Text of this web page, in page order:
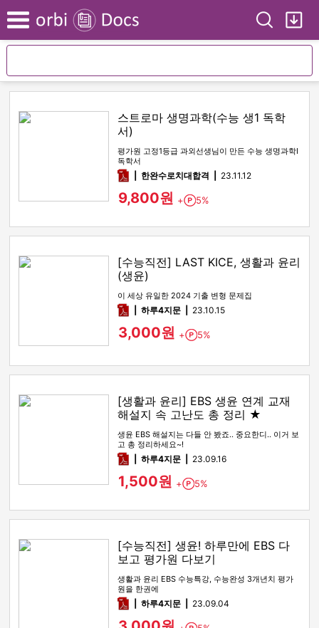
Menu Search
스트로마 생명과학(수능 생1 독학
서)
평가원 고정1등급 과외선생님이 만든 수능 생명과학I
독학서
pdf한완수로치대합격 23.11.12
9,800원 + Point
5%
[수능직전] LAST KICE, 생활과 윤리
(생윤)
이 세상 유일한 2024 기출 변형 문제집
pdf하루4지문 23.10.15
3,000원 + Point
5%
[생활과 윤리] EBS 생윤 연계 교재
해설지 속 고난도 총 정리 ★
생윤 EBS 해설지는 다들 안 봤죠.. 중요한디.. 이거 보
고 총 정리하세요~!
pdf하루4지문 23.09.16
1,500원 + Point
5%
[수능직전] 생윤! 하루만에 EBS 다
보고 평가원 다보기
생활과 윤리 EBS 수능특강, 수능완성 3개년치 평가
원을 한권에
pdf하루4지문 23.09.04